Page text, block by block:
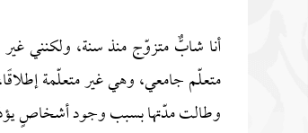
أنا شابٌّ متزوّج منذ سنة، ولكنني
متعلّم جامعي، وهي غير متعلّمة
وطالت مدّتها بسبب وجود أشخاصٍ